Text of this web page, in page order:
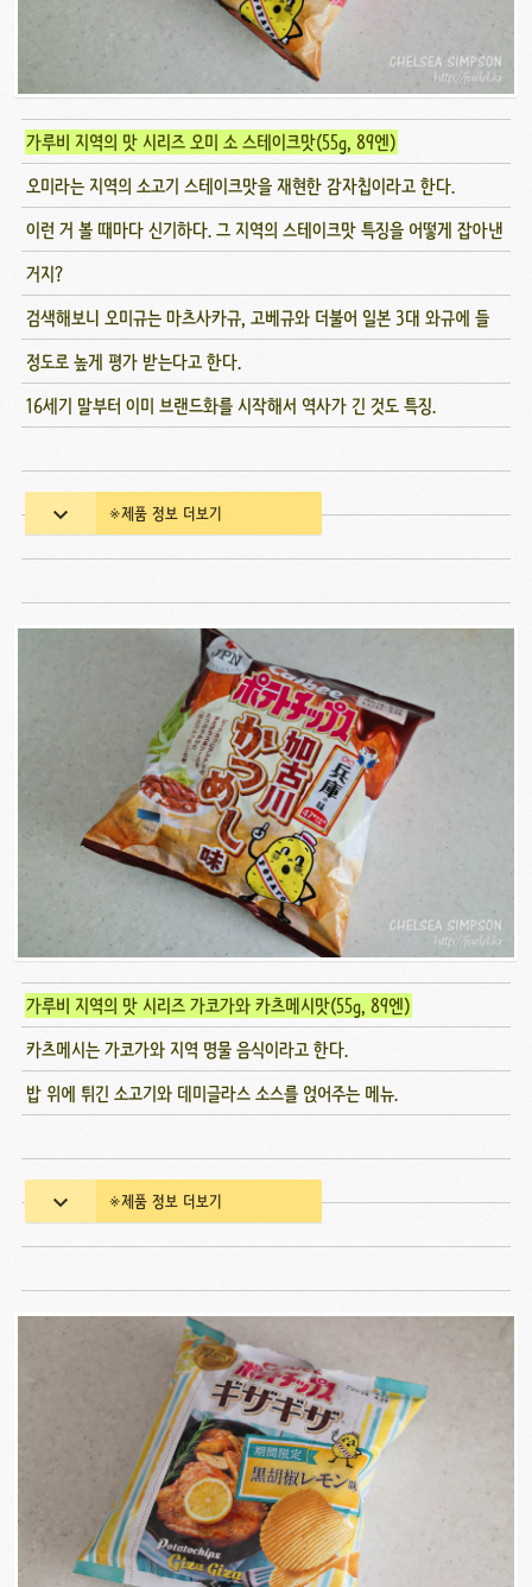
가루비 지역의 맛 시리즈 오미 소 스테이크맛(55g, 89엔)
오미라는 지역의 소고기 스테이크맛을 재현한 감자칩이라고 한다.
이런 거 볼 때마다 신기하다. 그 지역의 스테이크맛 특징을 어떻게 잡아낸
거지?
검색해보니 오미규는 마츠사카규, 고베규와 더불어 일본 3대 와규에 들
정도로 높게 평가 받는다고 한다.
16세기 말부터 이미 브랜드화를 시작해서 역사가 긴 것도 특징.
※제품 정보 더보기
가루비 지역의 맛 시리즈 가코가와 카츠메시맛(55g, 89엔)
카츠메시는 가코가와 지역 명물 음식이라고 한다.
밥 위에 튀긴 소고기와 데미글라스 소스를 얹어주는 메뉴.
※제품 정보 더보기